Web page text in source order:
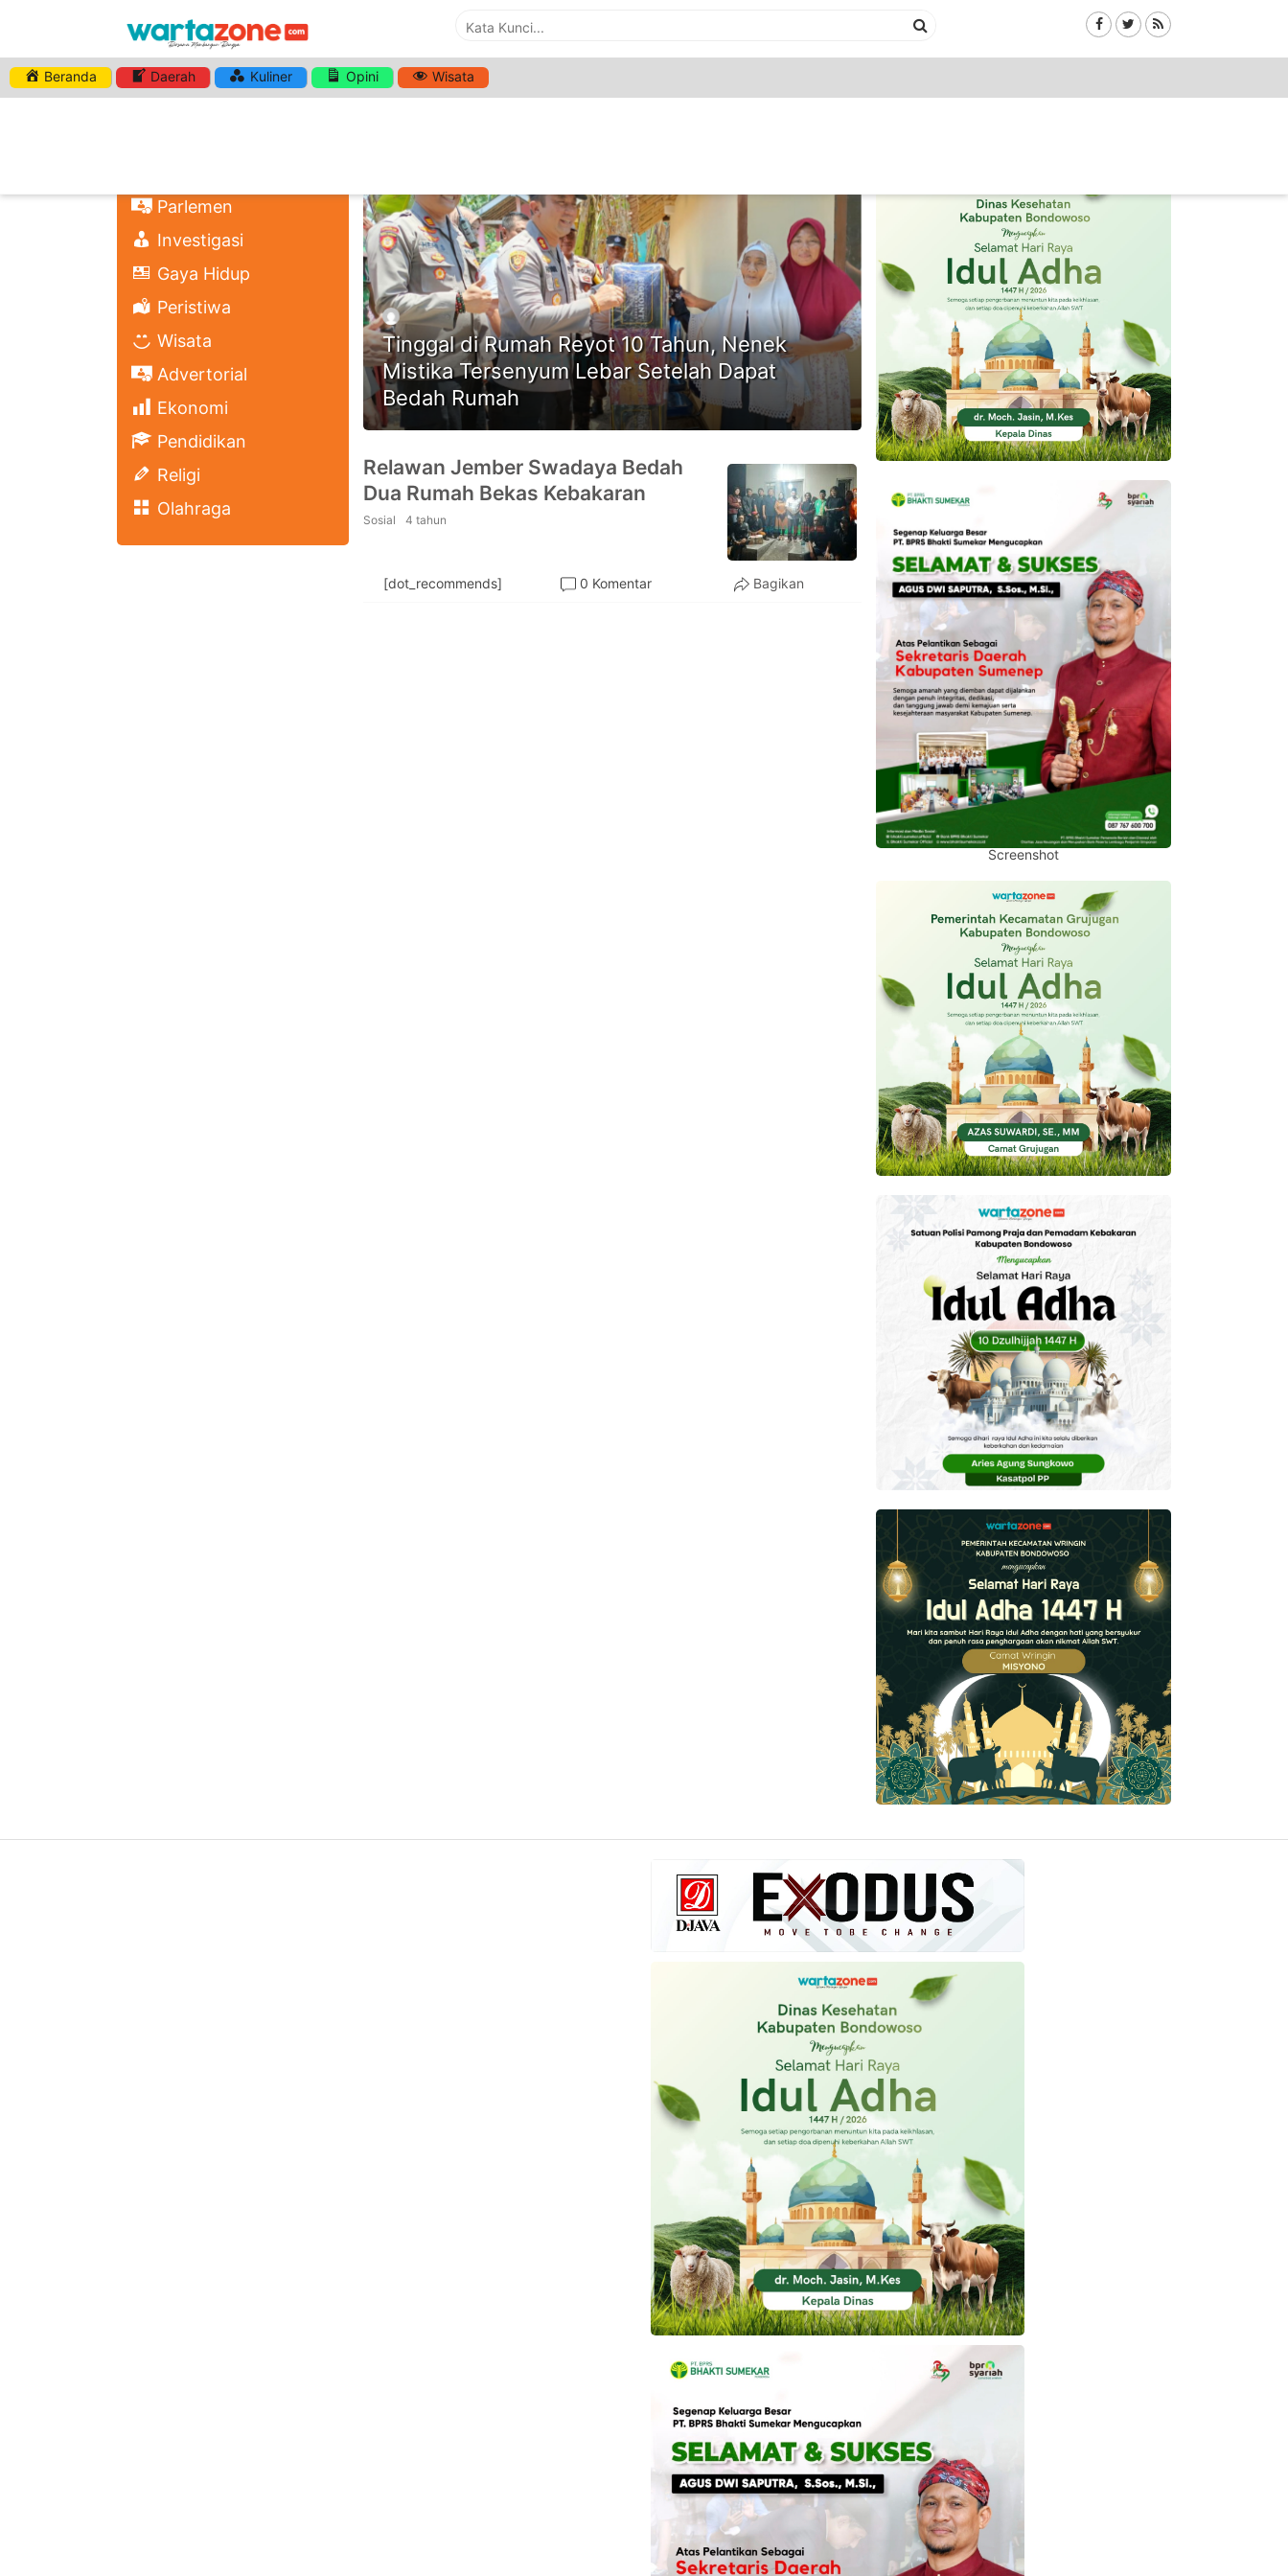
Beranda Daerah Kuliner Opini Wisata
Parlemen
Investigasi
Gaya Hidup
Peristiwa
Wisata
Advertorial
Ekonomi
Pendidikan
Religi
Olahraga
HASHTAG:BEDAH RUMAH
Tinggal di Rumah Reyot 10 Tahun, Nenek
Mistika Tersenyum Lebar Setelah Dapat
Bedah Rumah
Relawan Jember Swadaya Bedah
Dua Rumah Bekas Kebakaran
Sosial 4 tahun
[dot_recommends] 0 Komentar Bagikan
Screenshot